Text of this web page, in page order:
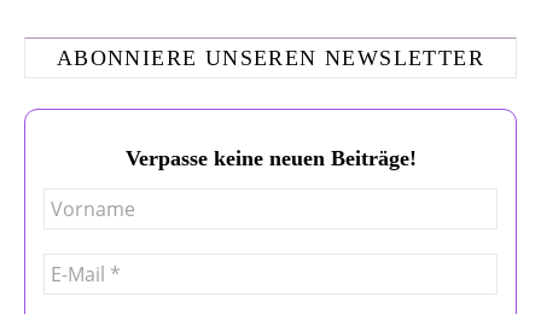
ABONNIERE UNSEREN NEWSLETTER
Verpasse keine neuen Beiträge!